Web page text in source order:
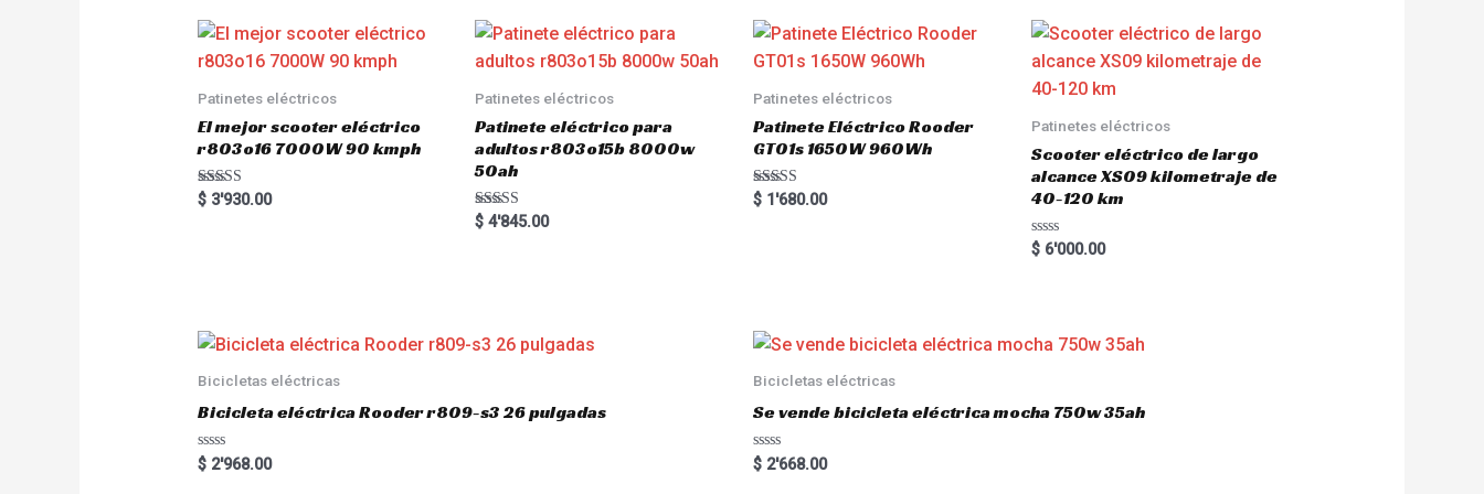
Patinetes eléctricos
El mejor scooter eléctrico
r803o16 7000W 90 kmph
Rated
5.00
$3'930.00
Patinetes eléctricos
Patinete eléctrico para
adultos r803o15b 8000w
50ah
Rated
5.00
$ 4'845.00
Patinetes eléctricos
Patinete Eléctrico Rooder
GT01s 1650W 960Wh
Rated
5.00
$ 1'680.00
Patinetes eléctricos
Scooter eléctrico de largo
alcance XS09 kilometraje de
40-120 km
R
a
o
u
5
$6'000.00
Bicicletas eléctricas
Bicicleta eléctrica Rooder r809-s3 26 pulgadas
R
a
$2'968.00
Bicicletas eléctricas
Se vende bicicleta eléctrica mocha 750w 35ah
R
a
$ 2'668.00